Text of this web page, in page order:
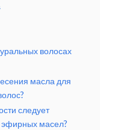
волосах
масла для
следует
эфирных масел?